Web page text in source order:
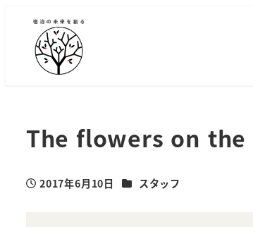
The flowers on the
投稿日
2017年6月10日 カテゴリー
スタッフ